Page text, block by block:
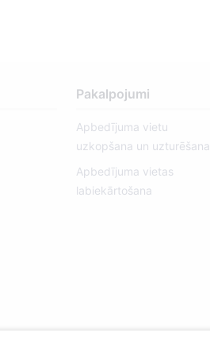
Pakalpojumi
Apbedījuma vietu
uzkopšana un uzturēšana
Apbedījuma vietas
labiekārtošana